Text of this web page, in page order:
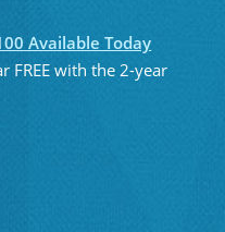
Available Today
FREE with the 2-year